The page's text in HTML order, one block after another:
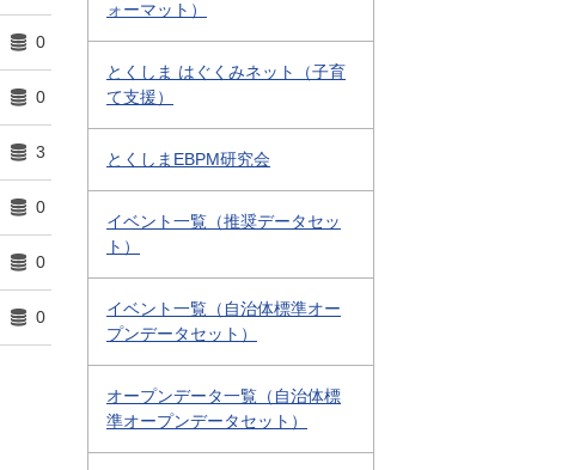
0
0
3
0
0
0
ォーマット）
とくしま はぐくみネット（子育
て支援）
とくしまEBPM研究会
イベント一覧（推奨データセッ
ト）
イベント一覧（自治体標準オー
プンデータセット）
オープンデータ一覧（自治体標
準オープンデータセット）